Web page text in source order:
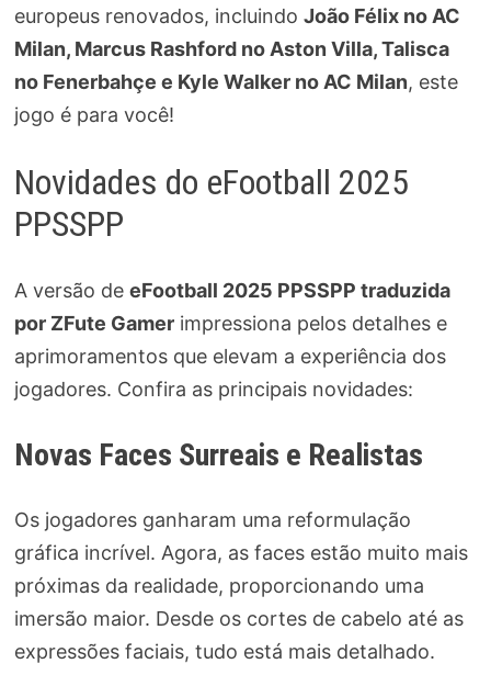
europeus renovados, incluindo João Félix no AC
Milan, Marcus Rashford no Aston Villa, Talisca
no Fenerbahçe e Kyle Walker no AC Milan, este
jogo é para você!
Novidades do eFootball 2025
PPSSPP
A versão de eFootball 2025 PPSSPP traduzida
por ZFute Gamerimpressiona pelos detalhes e
aprimoramentos que elevam a experiência dos
jogadores. Confira as principais novidades:
Novas Faces Surreais e Realistas
Os jogadores ganharam uma reformulação
gráfica incrível. Agora, as faces estão muito mais
próximas da realidade, proporcionando uma
imersão maior. Desde os cortes de cabelo até as
expressões faciais, tudo está mais detalhado.